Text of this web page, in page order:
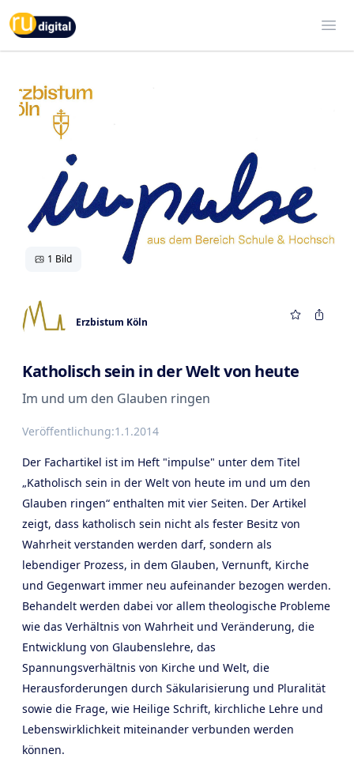
RU-digital
1 Bild
Erzbistum Köln
Katholisch sein in der Welt von heute
Im und um den Glauben ringen
Veröffentlichung:1.1.2014
Der Fachartikel ist im Heft "impulse" unter dem Titel
„Katholisch sein in der Welt von heute im und um den
Glauben ringen“ enthalten mit vier Seiten. Der Artikel
zeigt, dass katholisch sein nicht als fester Besitz von
Wahrheit verstanden werden darf, sondern als
lebendiger Prozess, in dem Glauben, Vernunft, Kirche
und Gegenwart immer neu aufeinander bezogen werden.
Behandelt werden dabei vor allem theologische Probleme
wie das Verhältnis von Wahrheit und Veränderung, die
Entwicklung von Glaubenslehre, das
Spannungsverhältnis von Kirche und Welt, die
Herausforderungen durch Säkularisierung und Pluralität
sowie die Frage, wie Heilige Schrift, kirchliche Lehre und
Lebenswirklichkeit miteinander verbunden werden
können.